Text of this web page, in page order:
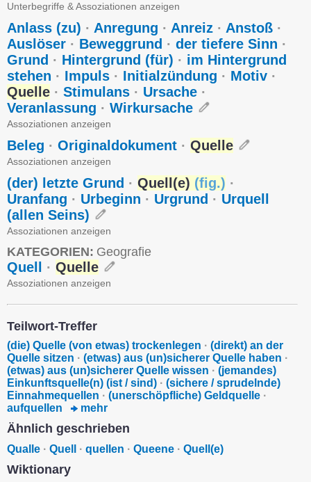
Unterbegriffe & Assoziationen anzeigen
Anlass (zu) · Anregung · Anreiz · Anstoß ·
Auslöser · Beweggrund · der tiefere Sinn ·
Grund · Hintergrund (für) · im Hintergrund
stehen · Impuls · Initialzündung · Motiv ·
Quelle · Stimulans · Ursache ·
Veranlassung · Wirkursache
Assoziationen anzeigen
Beleg · Originaldokument · Quelle
Assoziationen anzeigen
(der) letzte Grund · Quell(e) (fig.) ·
Uranfang · Urbeginn · Urgrund · Urquell
(allen Seins)
Assoziationen anzeigen
KATEGORIEN: Geografie
Quell · Quelle
Assoziationen anzeigen
Teilwort-Treffer
(die) Quelle (von etwas) trockenlegen · (direkt) an der
Quelle sitzen · (etwas) aus (un)sicherer Quelle haben ·
(etwas) aus (un)sicherer Quelle wissen · (jemandes)
Einkunftsquelle(n) (ist / sind) · (sichere / sprudelnde)
Einnahmequellen · (unerschöpfliche) Geldquelle ·
aufquellen
mehr
Ähnlich geschrieben
Qualle · Quell · quellen · Queene · Quell(e)
Wiktionary